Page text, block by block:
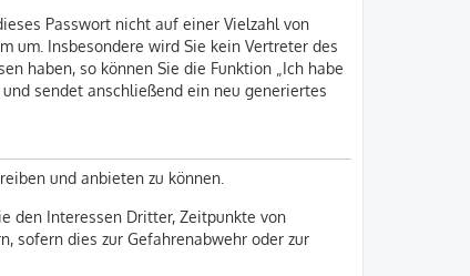
Passwort nicht auf einer Vielzahl von
um. Insbesondere wird Sie kein Vertreter des
haben, so können Sie die Funktion „Ich habe
sendet anschließend ein neu generiertes
und anbieten zu können.
den Interessen Dritter, Zeitpunkte von
sofern dies zur Gefahrenabwehr oder zur